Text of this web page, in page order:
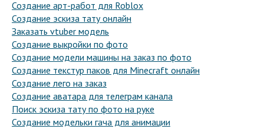
Создание арт-работ для Roblox
Создание эскиза тату онлайн
Заказать vtuber модель
Создание выкройки по фото
Создание модели машины на заказ по фото
Создание текстур паков для Minecraft онлайн
Создание лего на заказ
Создание аватара для телеграм канала
Поиск эскиза тату по фото на руке
Создание модельки гача для анимации